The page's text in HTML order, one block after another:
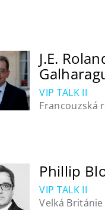
J.E.
VIP TALK II
Francouzská
Phillip
VIP TALK II
Velká Británie